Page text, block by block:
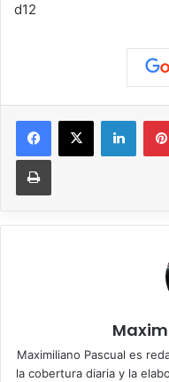
d12
Facebook
X
Imprimir
Maximiliano Pascual es
la cobertura diaria y la